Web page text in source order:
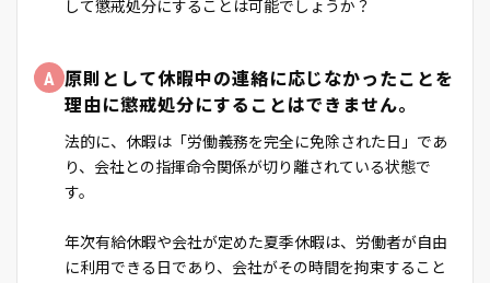
して懲戒処分にすることは可能でしょうか？
A 原則として休暇中の連絡に応じなかったことを
理由に懲戒処分にすることはできません。
法的に、休暇は「労働義務を完全に免除された日」であ
り、会社との指揮命令関係が切り離されている状態で
す。
年次有給休暇や会社が定めた夏季休暇は、労働者が自由
に利用できる日であり、会社がその時間を拘束すること